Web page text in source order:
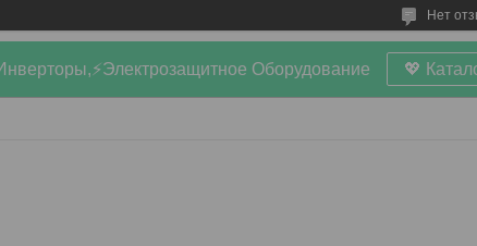
Нет
Оборудование 💖